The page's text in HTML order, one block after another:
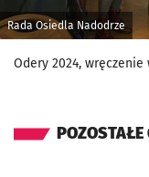
Rada Osiedla Nadodrze
Odery 2024, wręczenie
POZOSTAŁE